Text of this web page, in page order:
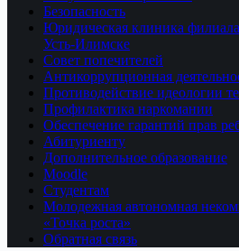
Безопасность
Юридическая клиника
Усть-Илимске
Совет попечителей
Антикоррупционная
Противодействие идеологии
Профилактика наркомании
Обеспечение гарантий прав
Абитуриенту
Дополнительное образование
Moodle
Студентам
Молодежная автономная
«Точка роста»
Обратная связь